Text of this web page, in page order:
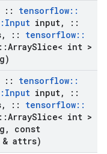
:: tensorflow::
Input input,
::
, :: tensorflow::
::ArraySlice< int >
:: tensorflow::
Input input,
::
, :: tensorflow::
::ArraySlice< int >
,
const
& attrs)